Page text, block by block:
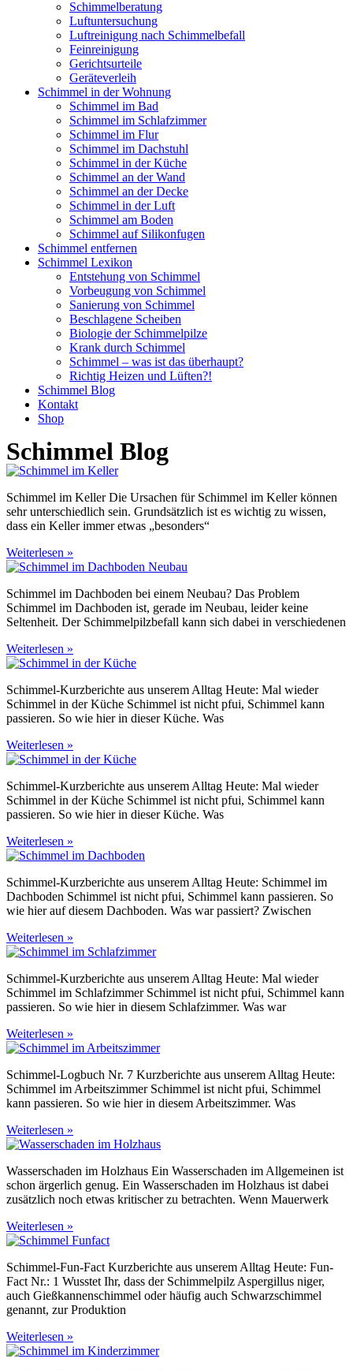
Schimmelberatung
Luftuntersuchung
Luftreinigung nach Schimmelbefall
Feinreinigung
Gerichtsurteile
Geräteverleih
Schimmel in der Wohnung
Schimmel im Bad
Schimmel im Schlafzimmer
Schimmel im Flur
Schimmel im Dachstuhl
Schimmel in der Küche
Schimmel an der Wand
Schimmel an der Decke
Schimmel in der Luft
Schimmel am Boden
Schimmel auf Silikonfugen
Schimmel entfernen
Schimmel Lexikon
Entstehung von Schimmel
Vorbeugung von Schimmel
Sanierung von Schimmel
Beschlagene Scheiben
Biologie der Schimmelpilze
Krank durch Schimmel
Schimmel – was ist das überhaupt?
Richtig Heizen und Lüften?!
Schimmel Blog
Kontakt
Shop
Schimmel Blog
Schimmel im Keller Die Ursachen für Schimmel im Keller können
sehr unterschiedlich sein. Grundsätzlich ist es wichtig zu wissen,
dass ein Keller immer etwas „besonders“
Weiterlesen »
Schimmel im Dachboden bei einem Neubau? Das Problem
Schimmel im Dachboden ist, gerade im Neubau, leider keine
Seltenheit. Der Schimmelpilzbefall kann sich dabei in verschiedenen
Weiterlesen »
Schimmel-Kurzberichte aus unserem Alltag Heute: Mal wieder
Schimmel in der Küche Schimmel ist nicht pfui, Schimmel kann
passieren. So wie hier in dieser Küche. Was
Weiterlesen »
Schimmel-Kurzberichte aus unserem Alltag Heute: Mal wieder
Schimmel in der Küche Schimmel ist nicht pfui, Schimmel kann
passieren. So wie hier in dieser Küche. Was
Weiterlesen »
Schimmel-Kurzberichte aus unserem Alltag Heute: Schimmel im
Dachboden Schimmel ist nicht pfui, Schimmel kann passieren. So
wie hier auf diesem Dachboden. Was war passiert? Zwischen
Weiterlesen »
Schimmel-Kurzberichte aus unserem Alltag Heute: Mal wieder
Schimmel im Schlafzimmer Schimmel ist nicht pfui, Schimmel kann
passieren. So wie hier in diesem Schlafzimmer. Was war
Weiterlesen »
Schimmel-Logbuch Nr. 7 Kurzberichte aus unserem Alltag Heute:
Schimmel im Arbeitszimmer Schimmel ist nicht pfui, Schimmel
kann passieren. So wie hier in diesem Arbeitszimmer. Was
Weiterlesen »
Wasserschaden im Holzhaus Ein Wasserschaden im Allgemeinen ist
schon ärgerlich genug. Ein Wasserschaden im Holzhaus ist dabei
zusätzlich noch etwas kritischer zu betrachten. Wenn Mauerwerk
Weiterlesen »
Schimmel-Fun-Fact Kurzberichte aus unserem Alltag Heute: Fun-
Fact Nr.: 1 Wusstet Ihr, dass der Schimmelpilz Aspergillus niger,
auch Gießkannenschimmel oder häufig auch Schwarzschimmel
genannt, zur Produktion
Weiterlesen »